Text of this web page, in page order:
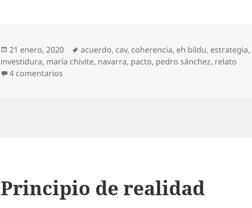
Publicado
el
21 enero, 2020 Etiquetas
acuerdo, cav, coherencia, eh bildu, estrategia,
investidura, maría chivite, navarra, pacto, pedro sánchez, relato
4 comentarios
Principio de realidad